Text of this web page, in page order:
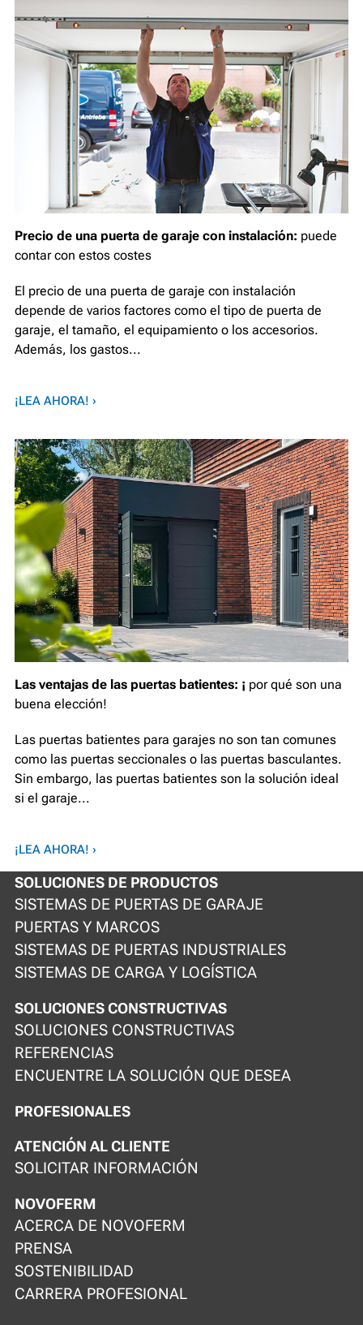
Precio de una puerta de garaje con instalación: puede
contar con estos costes
El precio de una puerta de garaje con instalación
depende de varios factores como el tipo de puerta de
garaje, el tamaño, el equipamiento o los accesorios.
Además, los gastos...
¡LEA AHORA! ›
Las ventajas de las puertas batientes: ¡ por qué son una
buena elección!
Las puertas batientes para garajes no son tan comunes
como las puertas seccionales o las puertas basculantes.
Sin embargo, las puertas batientes son la solución ideal
si el garaje...
¡LEA AHORA! ›
SOLUCIONES DE PRODUCTOS
SISTEMAS DE PUERTAS DE GARAJE
PUERTAS Y MARCOS
SISTEMAS DE PUERTAS INDUSTRIALES
SISTEMAS DE CARGA Y LOGÍSTICA
SOLUCIONES CONSTRUCTIVAS
SOLUCIONES CONSTRUCTIVAS
REFERENCIAS
ENCUENTRE LA SOLUCIÓN QUE DESEA
PROFESIONALES
ATENCIÓN AL CLIENTE
SOLICITAR INFORMACIÓN
NOVOFERM
ACERCA DE NOVOFERM
PRENSA
SOSTENIBILIDAD
CARRERA PROFESIONAL